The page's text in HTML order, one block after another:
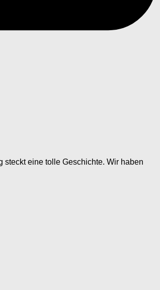
eine tolle Geschichte. Wir haben